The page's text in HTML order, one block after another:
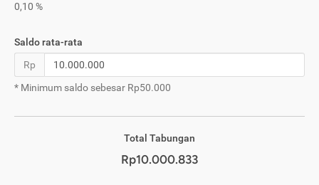
0,10 %
Saldo rata-rata
Rp
* Minimum saldo sebesar Rp50.000
Total Tabungan
Rp10.000.833